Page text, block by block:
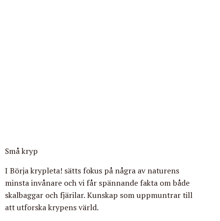
Små kryp
I Börja krypleta! sätts fokus på några av naturens
minsta invånare och vi får spännande fakta om både
skalbaggar och fjärilar. Kunskap som uppmuntrar till
att utforska krypens värld.